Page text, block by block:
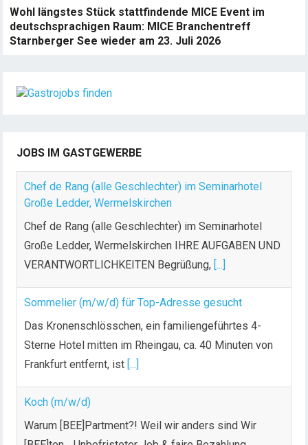
Wohl längstes Stück stattfindende MICE Event im
deutschsprachigen Raum: MICE Branchentreff
Starnberger See wieder am 23. Juli 2026
JOBS IM GASTGEWERBE
Chef de Rang (alle Geschlechter) im Seminarhotel
Große Ledder, Wermelskirchen
Chef de Rang (alle Geschlechter) im Seminarhotel
Große Ledder, Wermelskirchen IHRE AUFGABEN UND
VERANTWORTLICHKEITEN Begrüßung, [...]
Sommelier (m/w/d) für Top-Adresse gesucht
Das Kronenschlösschen, ein familiengeführtes 4-
Sterne Hotel mitten im Rheingau, ca. 40 Minuten von
Frankfurt entfernt, ist [...]
Koch (m/w/d)
Warum [BEE]Partment?! Weil wir anders sind Wir